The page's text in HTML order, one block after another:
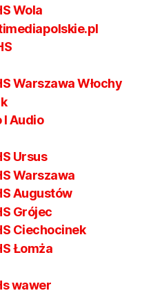
Wola
Warszawa Włochy
Audio
Ursus
Warszawa
Augustów
Grójec
Ciechocinek
Łomża
wawer